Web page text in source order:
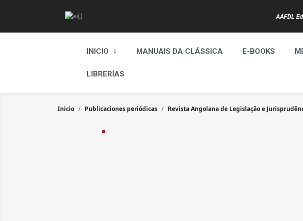
AAFDL
INICIO MANUAIS DA CLÁSSICA E-BOOKS
LIBRERÍAS
Inicio Publicaciones periódicas Revista Angolana de Legislação e